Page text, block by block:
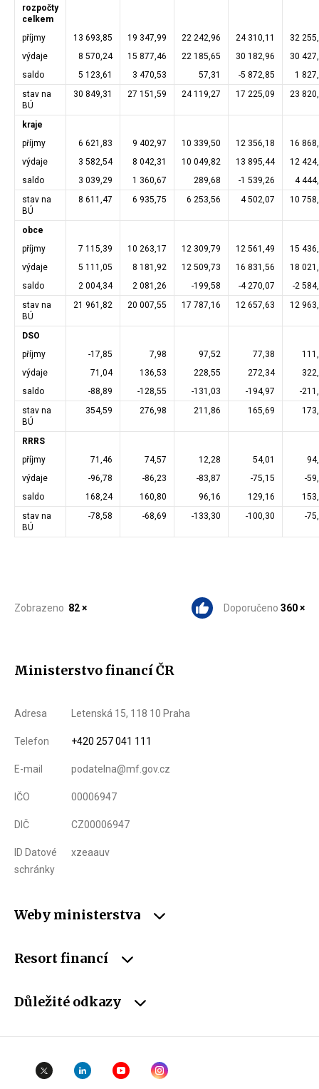
rozpočty
celkem
příjmy
13 693,85 19 347,99 22 242,96 24 310,11
32
výdaje
8 570,24 15 877,46 22 185,65 30 182,96
30
saldo
5 123,61 3 470,53 57,31 -5 872,85
1
stav na
BÚ
30 849,31 27 151,59 24 119,27 17 225,09 23
kraje
příjmy
6 621,83 9 402,97 10 339,50 12 356,18
16
výdaje
3 582,54 8 042,31 10 049,82 13 895,44
12
saldo
3 039,29 1 360,67 289,68 -1 539,26
4
stav na
BÚ
8 611,47 6 935,75 6 253,56 4 502,07 10
obce
příjmy
7 115,39 10 263,17 12 309,79 12 561,49
15
výdaje
5 111,05 8 181,92 12 509,73 16 831,56
18
saldo
2 004,34 2 081,26 -199,58 -4 270,07
-2
stav na
BÚ
21 961,82 20 007,55 17 787,16 12 657,63 12
DSO
příjmy
-17,85 7,98 97,52 77,38
výdaje
71,04 136,53 228,55 272,34
saldo
-88,89 -128,55 -131,03 -194,97
-
stav na
BÚ
354,59 276,98 211,86 165,69
RRRS
příjmy
71,46 74,57 12,28 54,01
výdaje
-96,78 -86,23 -83,87 -75,15
-
saldo
168,24 160,80 96,16 129,16
stav na
BÚ
-78,58 -68,69 -133,30 -100,30 -
Zobrazeno 82 × Doporučeno 360 ×
Ministerstvo financí ČR
Adresa Letenská 15, 118 10 Praha
Telefon +420 257 041 111
E-mail podatelna@mf.gov.cz
IČO 00006947
DIČ CZ00006947
ID Datové
schránky
xzeaauv
Weby ministerstva
Resort financí
Důležité odkazy